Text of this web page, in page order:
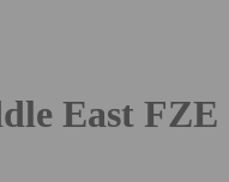
East FZE